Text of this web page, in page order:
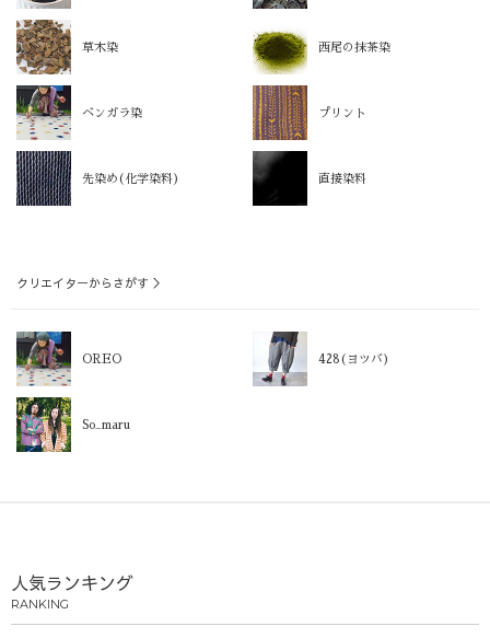
草木染 西尾の抹茶染
ベンガラ染 プリント
先染め(化学染料) 直接染料
クリエイターからさがす ＞
OREO 428(ヨツバ)
So_maru
人気ランキング
RANKING